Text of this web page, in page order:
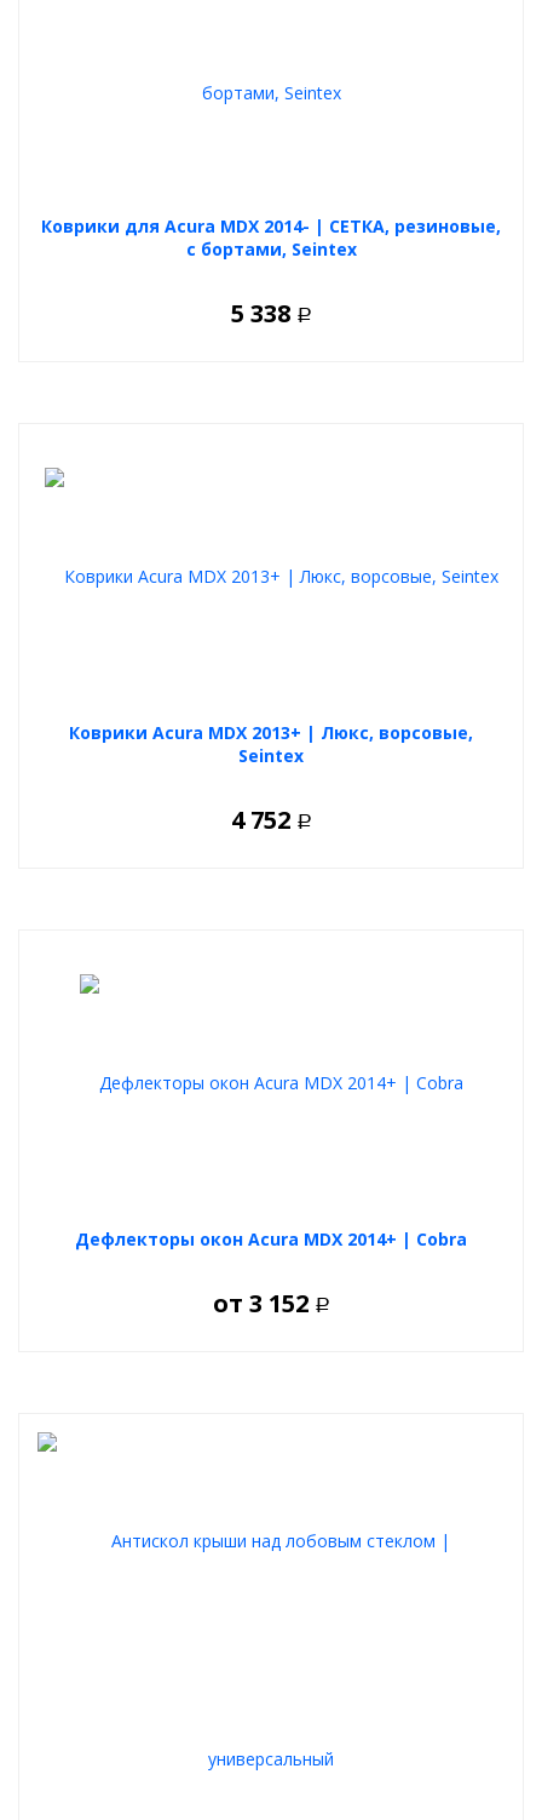
Коврики для Acura MDX 2014- | СЕТКА, резиновые,
с бортами, Seintex
5 338 Р
Коврики Acura MDX 2013+ | Люкс, ворсовые,
Seintex
4 752 Р
Дефлекторы окон Acura MDX 2014+ | Cobra
от 3 152 Р